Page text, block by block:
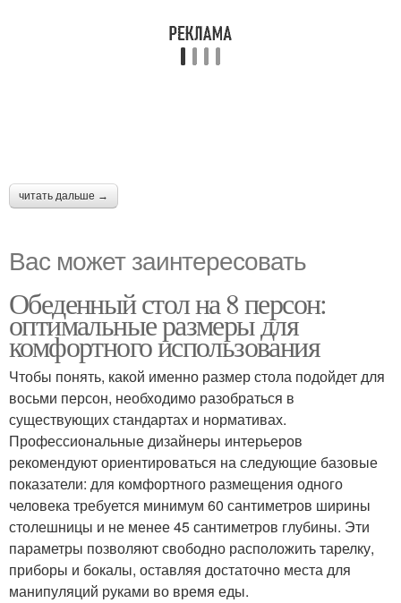
читать дальше →
Вас может заинтересовать
Обеденный стол на 8 персон:
оптимальные размеры для
комфортного использования
Чтобы понять, какой именно размер стола подойдет для
восьми персон, необходимо разобраться в
существующих стандартах и нормативах.
Профессиональные дизайнеры интерьеров
рекомендуют ориентироваться на следующие базовые
показатели: для комфортного размещения одного
человека требуется минимум 60 сантиметров ширины
столешницы и не менее 45 сантиметров глубины. Эти
параметры позволяют свободно расположить тарелку,
приборы и бокалы, оставляя достаточно места для
манипуляций руками во время еды.